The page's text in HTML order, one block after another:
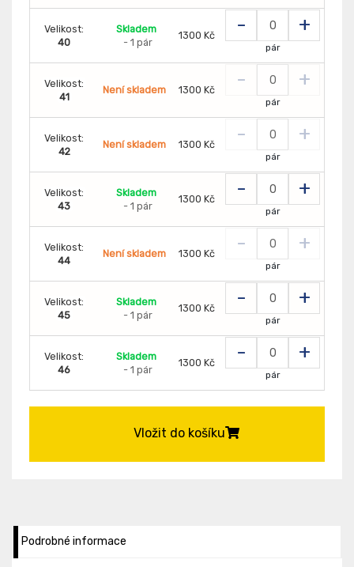
Velikost:
40
Skladem
- 1 pár
1300 Kč - +
pár
Velikost:
41
Není skladem 1300 Kč - +
pár
Velikost:
42
Není skladem 1300 Kč - +
pár
Velikost:
43
Skladem
- 1 pár
1300 Kč - +
pár
Velikost:
44
Není skladem 1300 Kč - +
pár
Velikost:
45
Skladem
- 1 pár
1300 Kč - +
pár
Velikost:
46
Skladem
- 1 pár
1300 Kč - +
pár
Vložit do košíku
Podrobné informace